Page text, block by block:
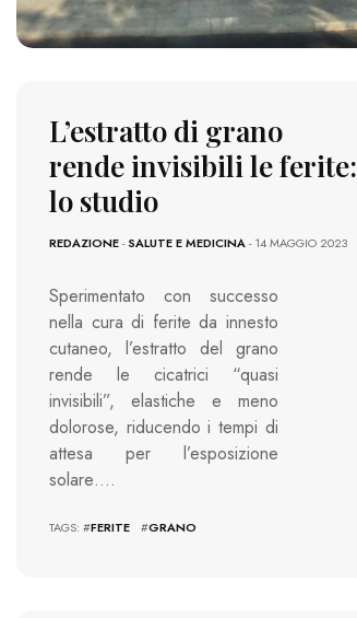
L’estratto di grano
rende invisibili le ferite:
lo studio
REDAZIONE-SALUTE E MEDICINA- 14 MAGGIO 2023
Sperimentato con successo
nella cura di ferite da innesto
cutaneo, l’estratto del grano
rende le cicatrici “quasi
invisibili”, elastiche e meno
dolorose, riducendo i tempi di
attesa per l’esposizione
solare….
TAGS: #FERITE #GRANO